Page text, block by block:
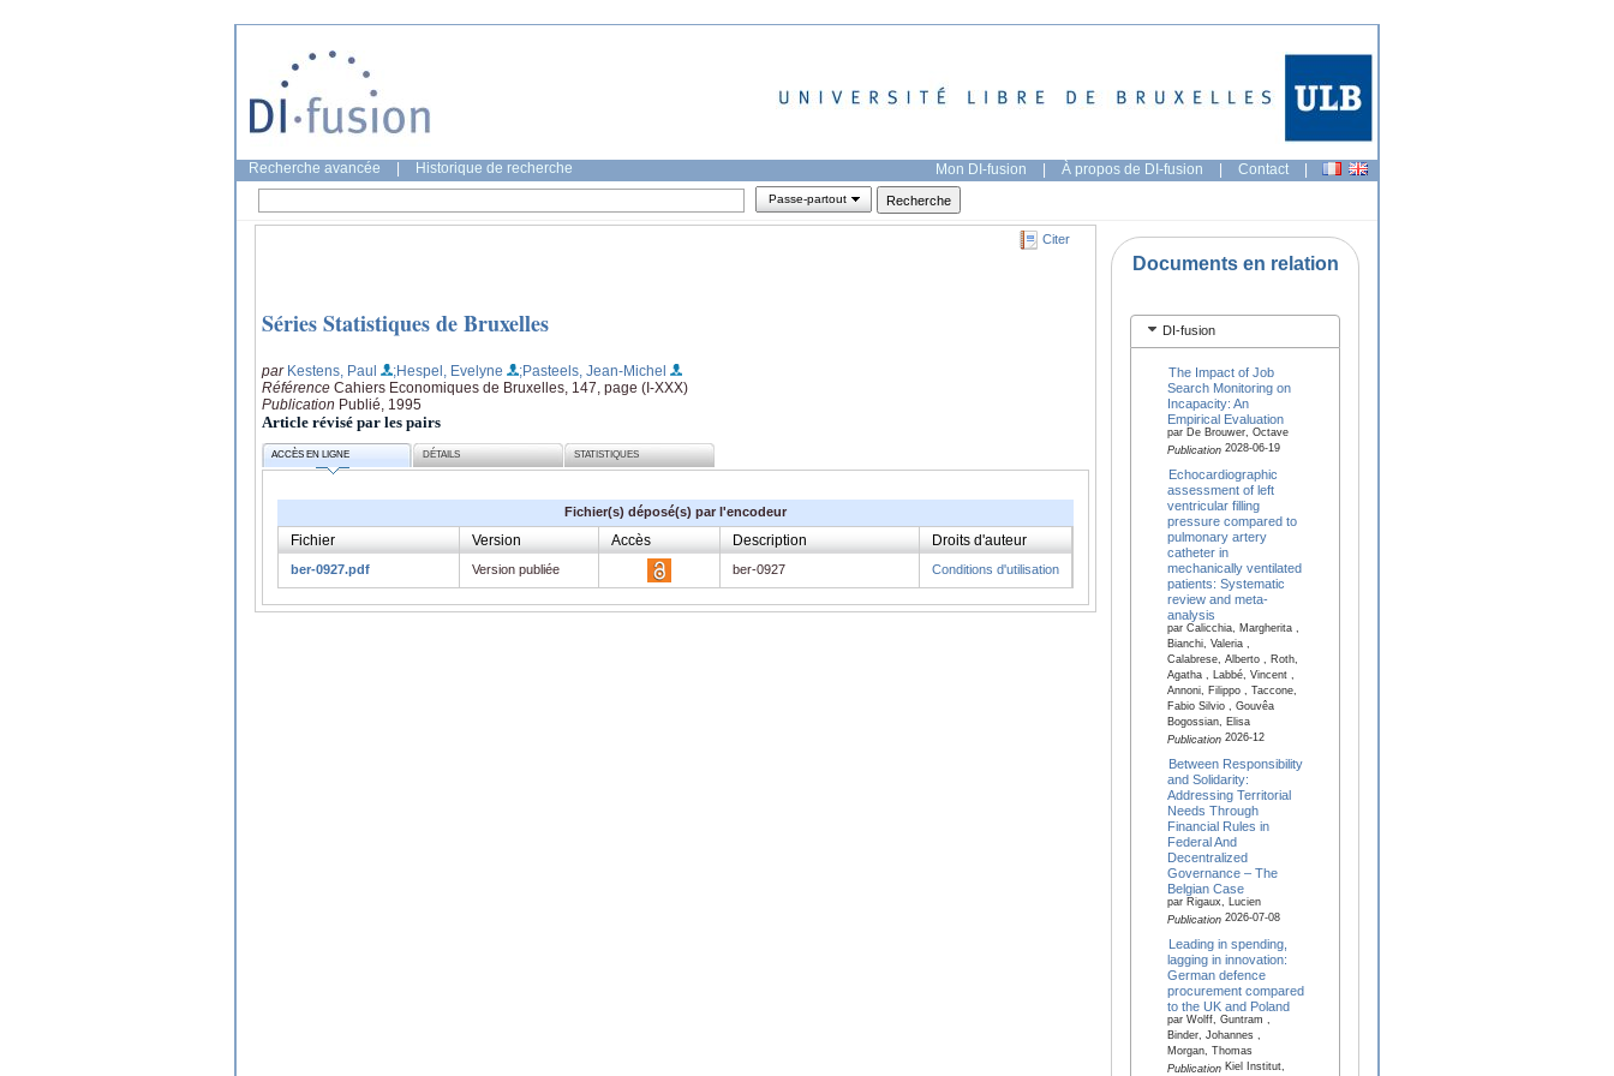
Recherche avancée Historique de recherche Mon DI-fusion | À propos de DI-fusion | Contact |
Passe-partout
Citer
Séries Statistiques de Bruxelles
par Kestens, Paul ;Hespel, Evelyne
;Pasteels, Jean-Michel
Référence Cahiers Economiques de Bruxelles, 147, page (I-XXX)
Publication Publié, 1995
Article révisé par les pairs
ACCÈS EN LIGNE DÉTAILS STATISTIQUES
Fichier(s) déposé(s) par l'encodeur
Fichier Version Accès Description Droits d'auteur
ber-0927.pdf Version publiée ber-0927 Conditions d'utilisation
Documents en relation
DI-fusion
The Impact of Job
Search Monitoring on
Incapacity: An
Empirical Evaluation
par De Brouwer, Octave
Publication2028-06-19
Echocardiographic
assessment of left
ventricular filling
pressure compared to
pulmonary artery
catheter in
mechanically ventilated
patients: Systematic
review and meta-
analysis
par Calicchia, Margherita ,
Bianchi, Valeria ,
Calabrese, Alberto , Roth,
Agatha , Labbé, Vincent ,
Annoni, Filippo , Taccone,
Fabio Silvio , Gouvêa
Bogossian, Elisa
Publication2026-12
Between Responsibility
and Solidarity:
Addressing Territorial
Needs Through
Financial Rules in
Federal And
Decentralized
Governance – The
Belgian Case
par Rigaux, Lucien
Publication2026-07-08
Leading in spending,
lagging in innovation:
German defence
procurement compared
to the UK and Poland
par Wolff, Guntram ,
Binder, Johannes ,
Morgan, Thomas
PublicationKiel Institut,